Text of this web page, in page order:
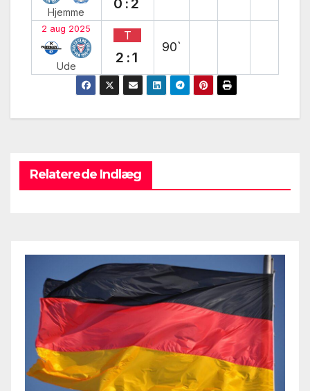
Hjemme
0:2
2 aug 2025
Ude
T
2:1
90`
Relaterede Indlæg